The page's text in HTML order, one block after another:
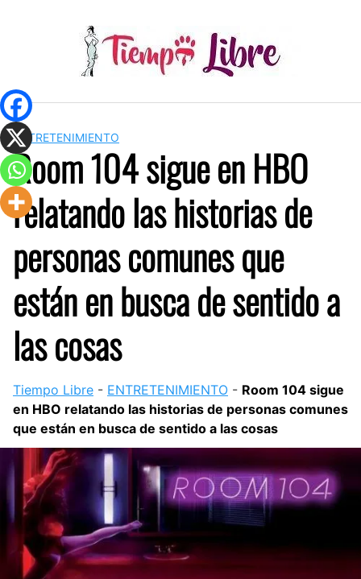
ENTRETENIMIENTO
Room 104 sigue en HBO
relatando las historias de
personas comunes que
están en busca de sentido a
las cosas
Tiempo Libre - ENTRETENIMIENTO - Room 104 sigue
en HBO relatando las historias de personas comunes
que están en busca de sentido a las cosas